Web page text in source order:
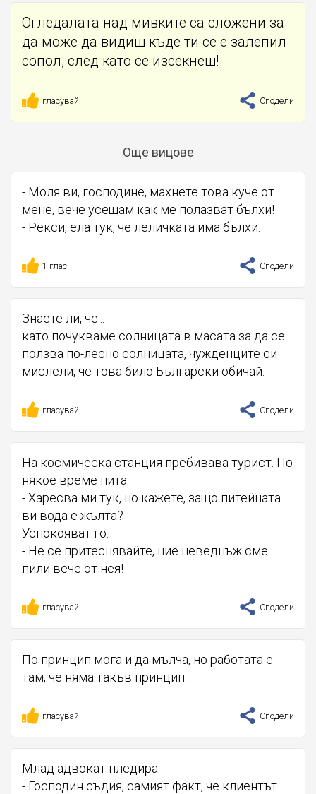
Огледалата над мивките са сложени за
да може да видиш къде ти се е залепил
сопол, след като се изсекнеш!
гласувай Сподели
Още вицове
- Моля ви, господине, махнете това куче от
мене, вече усещам как ме полазват бълхи!
- Рекси, ела тук, че леличката има бълхи.
1 глас Сподели
Знаете ли, че...
като почукваме солницата в масата за да се
ползва по-лесно солницата, чужденците си
мислели, че това било Български обичай.
гласувай Сподели
На космическа станция пребивава турист. По
някое време пита:
- Харесва ми тук, но кажете, защо питейната
ви вода е жълта?
Успокояват го:
- Не се притеснявайте, ние неведнъж сме
пили вече от нея!
гласувай Сподели
По принцип мога и да мълча, но работата е
там, че няма такъв принцип...
гласувай Сподели
Млад адвокат пледира:
- Господин съдия, самият факт, че клиентът